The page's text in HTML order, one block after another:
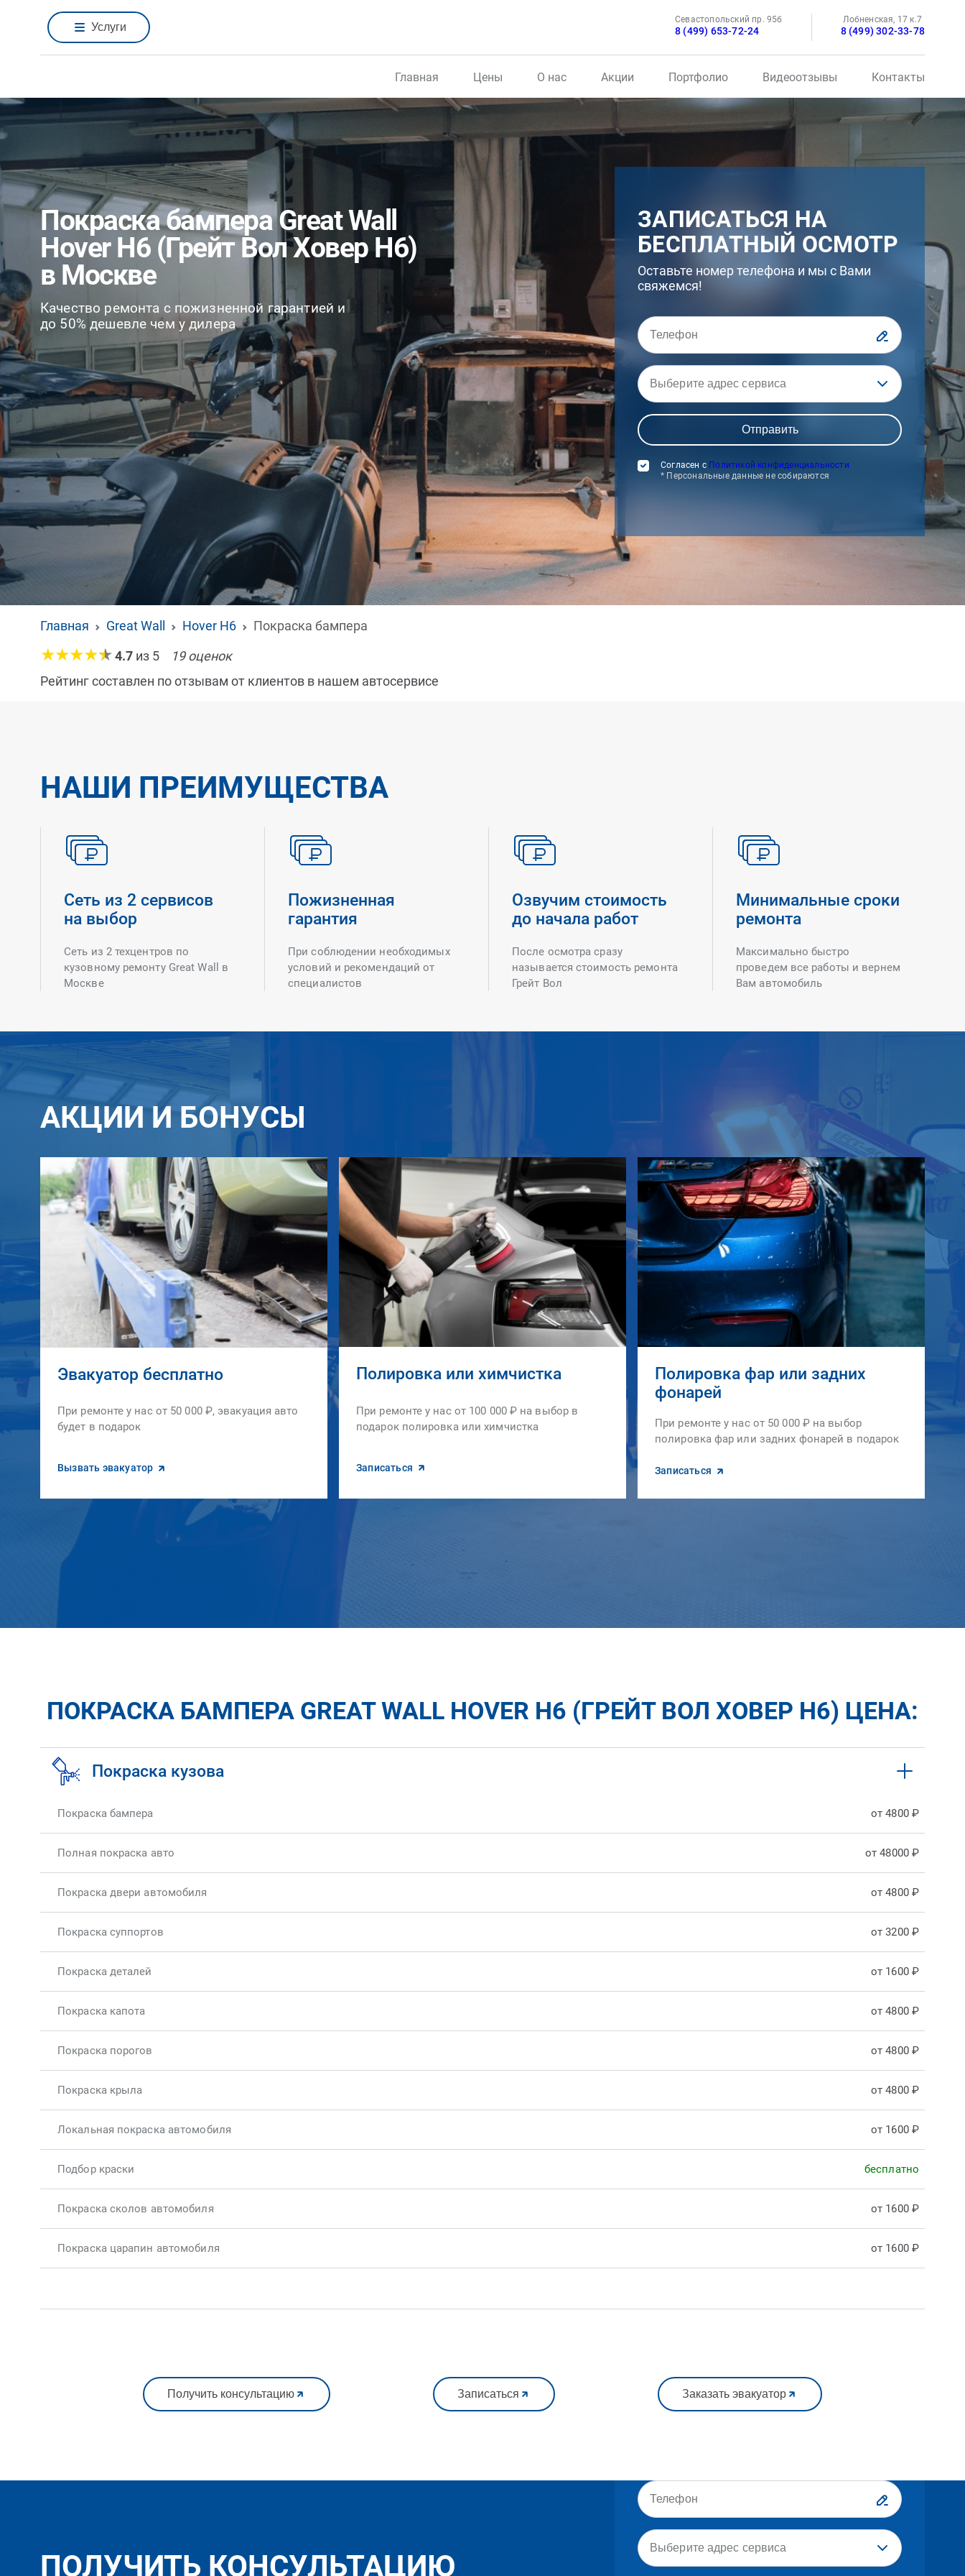
Услуги
Севастопольский пр. 95б
8 (499) 653-72-24
Лобненская, 17 к.7
8 (499) 302-33-78
Главная Цены О нас Акции Портфолио Видеоотзывы Контакты
Покраска бампера Great Wall
Hover H6 (Грейт Вол Ховер H6)
в Москве
Качество ремонта с пожизненной гарантией и
до 50% дешевле чем у дилера
ЗАПИСАТЬСЯ НА
БЕСПЛАТНЫЙ ОСМОТР
Оставьте номер телефона и мы с Вами
свяжемся!
Выберите адрес сервиса
Согласен с Политикой конфиденциальности
* Персональные данные не собираются
Главная Great Wall Hover H6
Покраска бампера
4.7 из 5 19оценок
Рейтинг составлен по отзывам от клиентов в нашем автосервисе
НАШИ ПРЕИМУЩЕСТВА
Сеть из 2 сервисов
на выбор
Сеть из 2 техцентров по
кузовному ремонту Great Wall в
Москве
Пожизненная
гарантия
При соблюдении необходимых
условий и рекомендаций от
специалистов
Озвучим стоимость
до начала работ
После осмотра сразу
называется стоимость ремонта
Грейт Вол
Минимальные сроки
ремонта
Максимально быстро
проведем все работы и вернем
Вам автомобиль
АКЦИИ И БОНУСЫ
Эвакуатор бесплатно
При ремонте у нас от 50 000 ₽, эвакуация авто
будет в подарок
Вызвать эвакуатор
Полировка или химчистка
При ремонте у нас от 100 000 ₽ на выбор в
подарок полировка или химчистка
Записаться
Полировка фар или задних
фонарей
При ремонте у нас от 50 000 ₽ на выбор
полировка фар или задних фонарей в подарок
Записаться
ПОКРАСКА БАМПЕРА GREAT WALL HOVER H6 (ГРЕЙТ ВОЛ ХОВЕР H6) ЦЕНА:
Покраска кузова
Покраска бампера от 4800 ₽
Полная покраска авто от 48000 ₽
Покраска двери автомобиля от 4800 ₽
Покраска суппортов от 3200 ₽
Покраска деталей от 1600 ₽
Покраска капота от 4800 ₽
Покраска порогов от 4800 ₽
Покраска крыла от 4800 ₽
Локальная покраска автомобиля от 1600 ₽
Подбор краски бесплатно
Покраска сколов автомобиля от 1600 ₽
Покраска царапин автомобиля от 1600 ₽
Получить консультацию Записаться Заказать эвакуатор
ПОЛУЧИТЬ КОНСУЛЬТАЦИЮ
Выберите адрес сервиса